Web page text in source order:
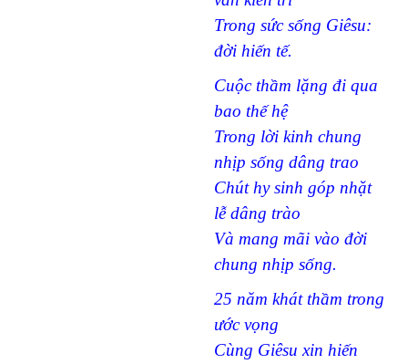
Trong sức sống Giêsu:
đời hiến tế.
Cuộc thầm lặng đi qua
bao thế hệ
Trong lời kinh chung
nhịp sống dâng trao
Chút hy sinh góp nhặt
lễ dâng trào
Và mang mãi vào đời
chung nhịp sống.
25 năm khát thầm trong
ước vọng
Cùng Giêsu xin hiến